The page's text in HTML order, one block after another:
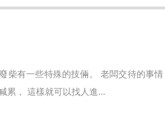
柴有一些特殊的技倆。 老闆交待的事
累， 這樣就可以找人進...